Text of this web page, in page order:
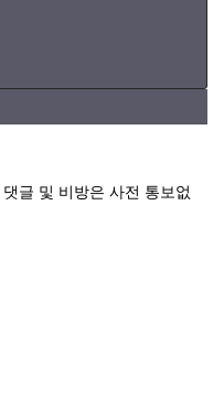
글 및 비방은 사전 통보없